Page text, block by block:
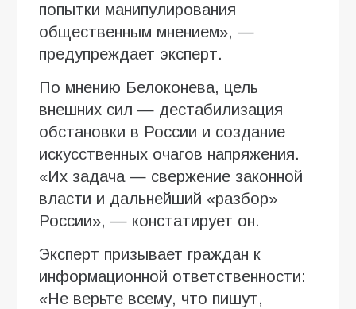
попытки манипулирования
общественным мнением», —
предупреждает эксперт.
По мнению Белоконева, цель
внешних сил — дестабилизация
обстановки в России и создание
искусственных очагов напряжения.
«Их задача — свержение законной
власти и дальнейший «разбор»
России», — констатирует он.
Эксперт призывает граждан к
информационной ответственности:
«Не верьте всему, что пишут,